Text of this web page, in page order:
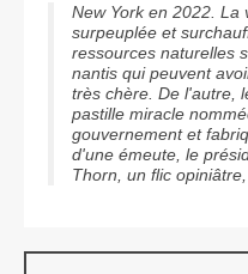
New York en 2022. La
surpeuplée et
ressources naturelles
nantis qui peuvent
très chère. De l'autre,
pastille miracle
gouvernement et
d'une émeute, le
Thorn, un flic